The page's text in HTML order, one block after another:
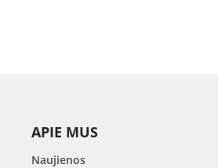
APIE MUS
Naujienos